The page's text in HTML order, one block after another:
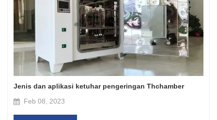
Jenis dan aplikasi ketuhar pengeringan Thchamber
Feb 08, 2023